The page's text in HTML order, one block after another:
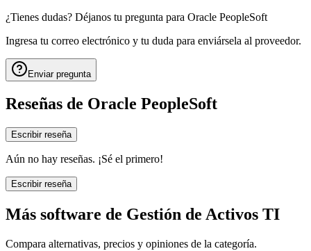
¿Tienes dudas? Déjanos tu pregunta para Oracle PeopleSoft
Ingresa tu correo electrónico y tu duda para enviársela al proveedor.
Enviar pregunta
Reseñas de Oracle PeopleSoft
Escribir reseña
Aún no hay reseñas. ¡Sé el primero!
Escribir reseña
Más software de Gestión de Activos TI
Compara alternativas, precios y opiniones de la categoría.